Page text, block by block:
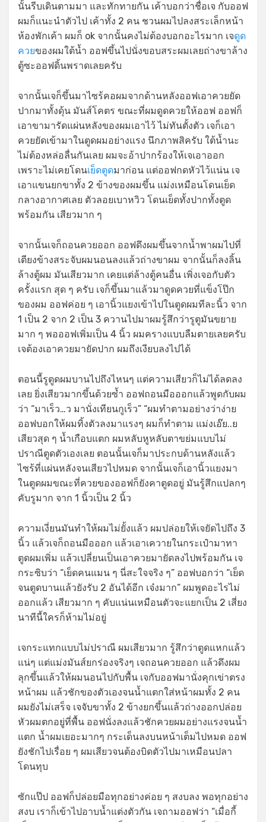
นั้นรีบเดินตามมา และทักทายกัน เค้าบอกว่าชื่อเจ กับออฟ
ผมก็แนะนำตัวไป เค้าทั้ง 2 คน ชวนผมไปลงสระเล็กหน้า
ห้องพักเค้า ผมก็ ok จากนั้นคงไม่ต้องบอกอะไรมาก เจดูด
ควยของผมใต้น้ำ ออฟขึ้นไปนั่งขอบสระผมเลยถ่างขาล้าง
ตู้ซะออฟดิ้นพราดเลยครับ
จากนั้นเจก็ขึ้นมาไซร้คอผมจากด้านหลังออฟเอาควยยัด
ปากมาทั้งดุ้น มันส์โคตร ขณะที่ผมดูดควยให้ออฟ ออฟก็
เอาขามารัดแผ่นหลังของผมเอาไว้ ไม่ทันตั้งตัว เจก็เอา
ควยยัดเข้ามาในตูดผมอย่างแรง นึกภาพสิครับ ใต้น้ำนะ
ไม่ต้องหล่อลื่นกันเลย ผมจะอ้าปากร้องให้เจเอาออก
เพราะไม่เคยโดนเย็ดตูดมาก่อน แต่ออฟกดหัวไว้แน่น เจ
เอาแขนยกขาทั้ง 2 ข้างของผมขึ้น แม่งเหมือนโดนเย็ด
กลางอากาศเลย ตัวลอยเบาหวิว โดนเย็ดทั้งปากทั้งตูด
พร้อมกัน เสียวมาก ๆ
จากนั้นเจก็ถอนควยออก ออฟดึงผมขึ้นจากน้ำพาผมไปที่
เตียงข้างสระจับผมนอนลงแล้วถ่างขาผม จากนั้นก็ลงลิ้น
ล้างตู้ผม มันเสียวมาก เคยแต่ล้างตู้คนอื่น เพิ่งเจอกับตัว
ครั้งแรก สุด ๆ ครับ เจก็ขึ้นมาแล้วมาดูดควยที่แข็งโป๊ก
ของผม ออฟค่อย ๆ เอานิ้วแยงเข้าไปในตูดผมทีละนิ้ว จาก
1 เป็น 2 จาก 2 เป็น 3 ควานไปมาผมรู้สึกว่ารูตูมันขยาย
มาก ๆ พอออฟเพิ่มเป็น 4 นิ้ว ผมครางแบบลืมตายเลยครับ
เจต้องเอาควยมายัดปาก ผมถึงเงียบลงไปได้
ตอนนี้รูตูดผมบานไปถึงไหนๆ แต่ความเสียวก็ไม่ได้ลดลง
เลย ยิ่งเสียวมากขึ้นด้วยซ้ำ ออฟถอนมือออกแล้วพูดกับผม
ว่า “มาเร็ว…ว มานั่งเทียนกูเร็ว” “ผมทำตามอย่างว่าง่าย
ออฟบอกให้ผมทิ้งตัวลงมาแรงๆ ผมก็ทำตาม แม่งเอ๊ย..ย
เสียวสุด ๆ น้ำเกือบแตก ผมหลับหูหลับตาขย่มแบบไม่
ปราณีตูดตัวเองเลย ตอนนั้นเจก็มาประกบด้านหลังแล้ว
ไซร้ที่แผ่นหลังจนเสียวไปหมด จากนั้นเจก็เอานิ้วแยงมา
ในตูดผมขณะที่ควยของออฟก็ยังคาตูดอยู่ มันรู้สึกแปลกๆ
คับรูมาก จาก 1 นิ้วเป็น 2 นิ้ว
ความเงี่ยนมันทำให้ผมไม่ยั้งแล้ว ผมปล่อยให้เจยัดไปถึง 3
นิ้ว แล้วเจก็ถอนมือออก แล้วเอาเควายในกระเป๋ามาทา
ตูดผมเพิ่ม แล้วเปลี่ยนเป็นเอาควยมายัดลงไปพร้อมกัน เจ
กระซิบว่า “เย็ดคนแมน ๆ นี่สะใจจริง ๆ” ออฟบอกว่า “เย็ด
จนตูดบานแล้วยังรับ 2 อันได้อีก เจ๋งมาก” ผมพูดอะไรไม่
ออกแล้ว เสียวมาก ๆ คับแน่นเหมือนตัวจะแยกเป็น 2 เสี่ยง
นาทีนี้ใครก็ห้ามไม่อยู่
เจกระแทกแบบไม่ปราณี ผมเสียวมาก รู้สึกว่าตูดแหกแล้ว
แน่ๆ แต่แม่งมันส์ยกร่องจริงๆ เจถอนควยออก แล้วดึงผม
ลุกขึ้นแล้วให้ผมนอนไปกับพื้น เจกับออฟมานั่งคุกเข่าตรง
หน้าผม แล้วชักของตัวเองจนน้ำแตกใส่หน้าผมทั้ง 2 คน
ผมยังไม่เสร็จ เจจับขาทั้ง 2 ข้างยกขึ้นแล้วถ่างออกปล่อย
หัวผมตกอยู่ที่พื้น ออฟนั่งลงแล้วชักควยผมอย่างแรงจนน้ำ
แตก น้ำผมเยอะมากๆ กระเด็นลงบนหน้าเต็มไปหมด ออฟ
ยังชักไปเรื่อย ๆ ผมเสียวจนต้องบิดตัวไปมาเหมือนปลา
โดนทุบ
ซักแป๊ป ออฟก็ปล่อยมือทุกอย่างค่อย ๆ สงบลง พอทุกอย่าง
สงบ เราก็เข้าไปอาบน้ำแต่งตัวกัน เจถามออฟว่า “เมื่อกี้